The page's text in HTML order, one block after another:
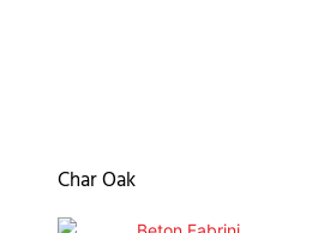
Char Oak